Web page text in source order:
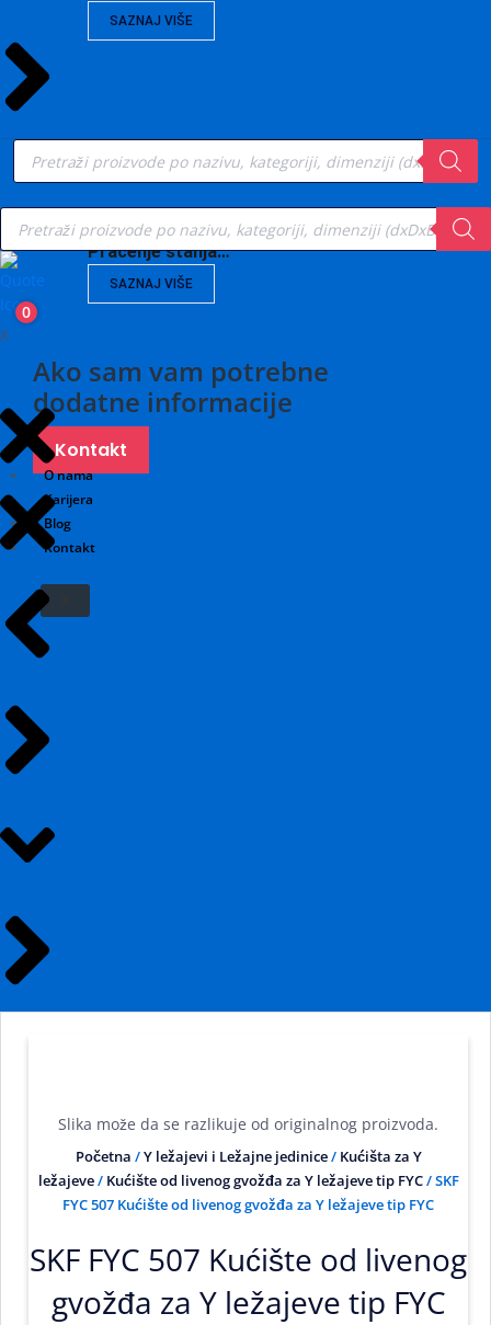
SAZNAJ VIŠE
Vibrodijagnostika,
Praćenje stanja…
SAZNAJ VIŠE
Ako sam vam potrebne
dodatne informacije
Kontakt
O nama
Karijera
Blog
Kontakt
Products
search
Products
search
0
X
Slika može da se razlikuje od originalnog proizvoda.
Početna /Y ležajevi i Ležajne jedinice/ Kućišta za Y
ležajeve/ Kućište od livenog gvožđa za Y ležajeve tip FYC/ SKF
FYC 507 Kućište od livenog gvožđa za Y ležajeve tip FYC
SKF FYC 507 Kućište od livenog
gvožđa za Y ležajeve tip FYC